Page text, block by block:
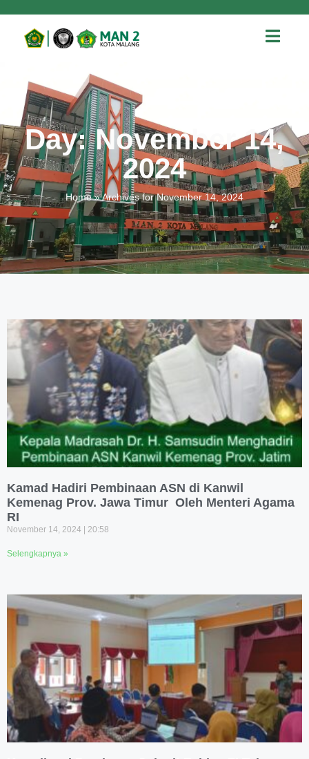
Day: November 14,
2024
Home»Archives for November 14, 2024
Kamad Hadiri Pembinaan ASN di Kanwil
Kemenag Prov. Jawa Timur Oleh Menteri Agama
RI
November 14, 2024 20:58
Selengkapnya »